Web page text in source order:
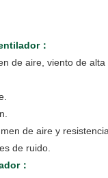
：
de aire, viento de
de aire y
de ruido.
：